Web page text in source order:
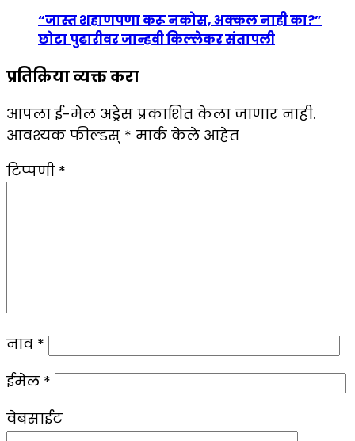
“जास्त शहाणपणा करू नकोस, अक्कल नाही का?”
छोटा पुढारीवर जान्हवी किल्लेकर संतापली
प्रतिक्रिया व्यक्त करा
आपला ई-मेल अड्रेस प्रकाशित केला जाणार नाही.
आवश्यक फील्डस् * मार्क केले आहेत
टिप्पणी *
नाव *
ईमेल *
वेबसाईट